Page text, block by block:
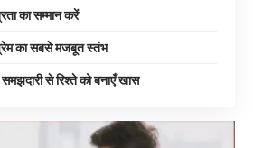
का सम्मान करें
का सबसे मजबूत स्तंभ
से रिश्ते को बनाएँ खास